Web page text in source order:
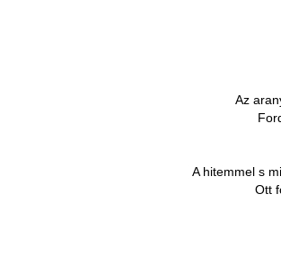
Az
A hitemmel s
Ott